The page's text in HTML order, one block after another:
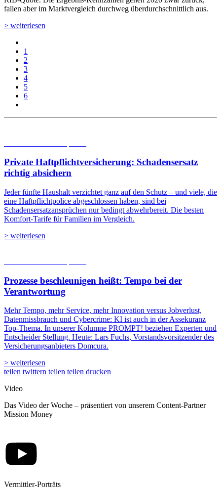
fallen aber im Marktvergleich durchweg überdurch­schnittlich aus.
> weiterlesen
1
2
3
4
5
6
Private Haftpflicht­versicherung: Schadensersatz
richtig absichern
Jeder fünfte Haushalt verzichtet ganz auf den Schutz – und viele, die
eine Haftpflichtpolice abgeschlossen haben, sind bei
Schadensersatzansprüchen nur bedingt abwehrbereit. Die besten
Komfort-Tarife für Familien im Vergleich.
> weiterlesen
Prozesse beschleunigen heißt: Tempo bei der
Verantwortung
Mehr Tempo, mehr Service, mehr Innovation versus Jobverlust,
Datenmissbrauch und Cybercrime: KI ist auch in der Assekuranz
Top-Thema. In unserer Kolumne PROMPT! beziehen Experten und
Entscheider Stellung. Heute: Lars Fuchs, Vorstandsvorsitzender des
Versicherungsanbieters Domcura.
> weiterlesen
teilen twittern teilen teilen drucken
Video
Das Video der Woche – präsentiert von unserem Content-Partner
Mission Money
Vermittler-Porträts